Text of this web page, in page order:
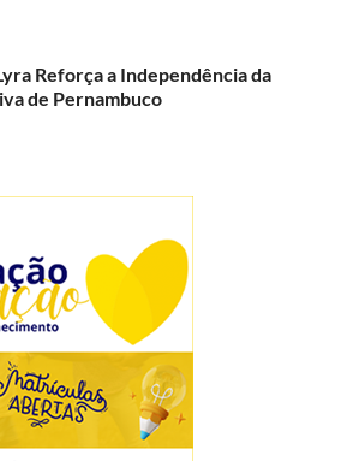
Reforça a Independência da
de Pernambuco